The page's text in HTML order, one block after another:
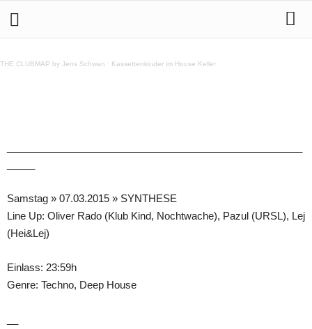
THE CLUBMAP by Jens Schwan · Kassettenkinder im House Keller
Samstag » 07.03.2015 » SYNTHESE
Line Up: Oliver Rado (Klub Kind, Nochtwache), Pazul (URSL), Lej
(Hei&Lej)
Einlass: 23:59h
Genre: Techno, Deep House